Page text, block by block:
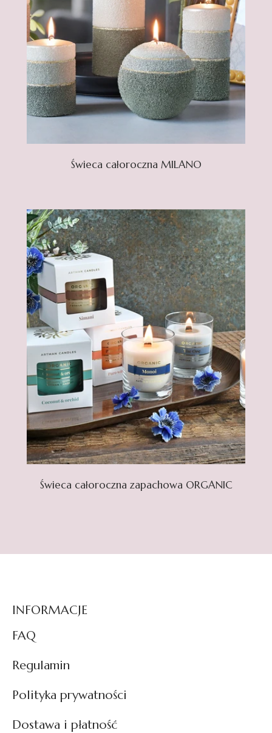
Świeca całoroczna MILANO
Świeca całoroczna zapachowa ORGANIC
INFORMACJE
FAQ
Regulamin
Polityka prywatności
Dostawa i płatność